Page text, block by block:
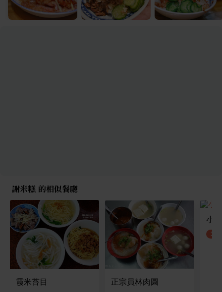
謝米糕 的相似餐廳
霞米苔目 正宗員林肉圓
小
3.5